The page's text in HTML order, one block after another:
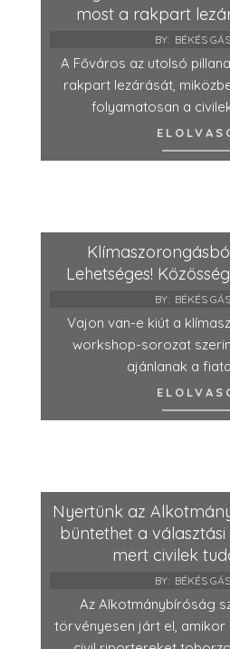
most a rakpart
BY: BÉKÉS
A Főváros az utolsó
rakpart lezárását,
folyamatosan a
Lehetséges!
BY: BÉKÉS
Vajon van-e kiút a
workshop-sorozat
ajánlanak a
Nyertünk az
büntethet a
mert civilek
BY: BÉKÉS
Az Alkotmánybíróság
törvényesen járt el, amikor